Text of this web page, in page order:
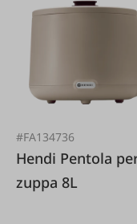
#FA134736
Hendi Pentola per
zuppa 8L